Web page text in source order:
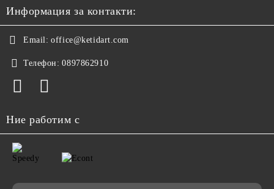
Информация за контакти:
Email: office@ketidart.com
Телефон: 0897862910
Ние работим с